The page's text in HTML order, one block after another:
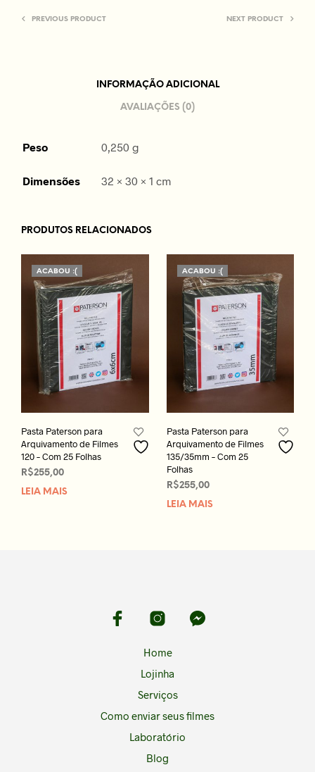
PREVIOUS PRODUCT NEXT PRODUCT
INFORMAÇÃO ADICIONAL
AVALIAÇÕES (0)
Peso 0,250 g
Dimensões 32 × 30 × 1 cm
PRODUTOS RELACIONADOS
ACABOU :(
Pasta Paterson para
Arquivamento de Filmes
120 – Com 25 Folhas
R$255,00
LEIA MAIS
ACABOU :(
Pasta Paterson para
Arquivamento de Filmes
135/35mm – Com 25
Folhas
R$255,00
LEIA MAIS
Home
Lojinha
Serviços
Como enviar seus filmes
Laboratório
Blog